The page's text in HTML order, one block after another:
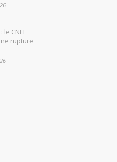
le CNEF
rupture